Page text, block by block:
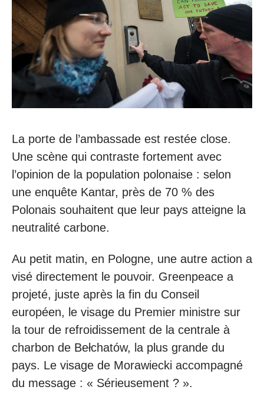
La porte de l’ambassade est restée close.
Une scène qui contraste fortement avec
l’opinion de la population polonaise : selon
une enquête Kantar, près de 70 % des
Polonais souhaitent que leur pays atteigne la
neutralité carbone.
Au petit matin, en Pologne, une autre action a
visé directement le pouvoir. Greenpeace a
projeté, juste après la fin du Conseil
européen, le visage du Premier ministre sur
la tour de refroidissement de la centrale à
charbon de Bełchatów, la plus grande du
pays. Le visage de Morawiecki accompagné
du message : « Sérieusement ? ».